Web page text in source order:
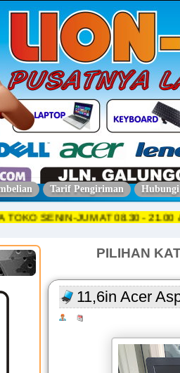
Tarif Pengiriman
TOKO SENIN-JUMAT 08.30 -
PILIHAN
11,6in Acer